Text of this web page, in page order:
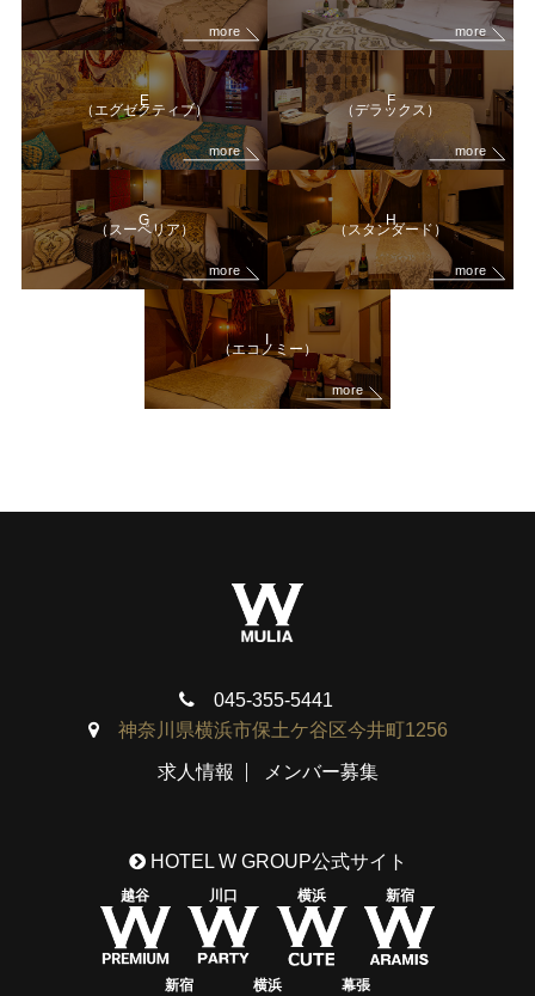
more more
more
E
（エグゼクティブ）
more
F
（デラックス）
more
G
（スーペリア）
more
H
（スタンダード）
more
I
（エコノミー）
045-355-5441
神奈川県横浜市保土ケ谷区今井町1256
求人情報 メンバー募集
HOTEL W GROUP公式サイト
越谷 川口 横浜 新宿
新宿 横浜 幕張